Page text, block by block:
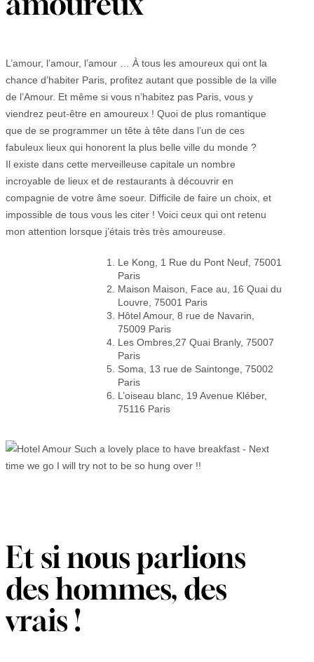
L’amour, l’amour, l’amour … À tous les amoureux qui ont la
chance d’habiter Paris, profitez autant que possible de la ville
de l’Amour. Et même si vous n’habitez pas Paris, vous y
viendrez peut-être en amoureux ! Quoi de plus romantique
que de se programmer un tête à tête dans l’un de ces
fabuleux lieux qui honorent la plus belle ville du monde ?
Il existe dans cette merveilleuse capitale un nombre
incroyable de lieux et de restaurants à découvrir en
compagnie de votre âme soeur. Difficile de faire un choix, et
impossible de tous vous les citer ! Voici ceux qui ont retenu
mon attention lorsque j’étais très très amoureuse.
Le Kong, 1 Rue du Pont Neuf, 75001
Paris
Maison Maison, Face au, 16 Quai du
Louvre, 75001 Paris
Hôtel Amour, 8 rue de Navarin,
75009 Paris
Les Ombres,27 Quai Branly, 75007
Paris
Soma, 13 rue de Saintonge, 75002
Paris
L’oiseau blanc, 19 Avenue Kléber,
75116 Paris
Et si nous parlions
des hommes, des
vrais !